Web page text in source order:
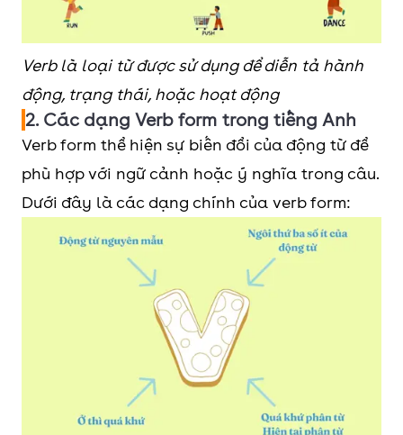
Verb là loại từ được sử dụng để diễn tả hành
động, trạng thái, hoặc hoạt động
2. Các dạng Verb form trong tiếng Anh
Verb form thể hiện sự biến đổi của động từ để
phù hợp với ngữ cảnh hoặc ý nghĩa trong câu.
Dưới đây là các dạng chính của verb form: